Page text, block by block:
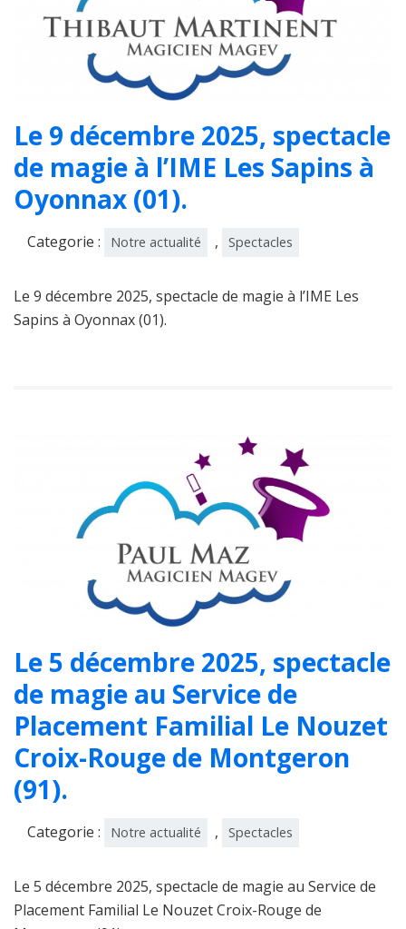
Le 9 décembre 2025, spectacle
de magie à l’IME Les Sapins à
Oyonnax (01).
Categorie : Notre actualité , Spectacles
Le 9 décembre 2025, spectacle de magie à l’IME Les
Sapins à Oyonnax (01).
Le 5 décembre 2025, spectacle
de magie au Service de
Placement Familial Le Nouzet
Croix-Rouge de Montgeron
(91).
Categorie : Notre actualité , Spectacles
Le 5 décembre 2025, spectacle de magie au Service de
Placement Familial Le Nouzet Croix-Rouge de